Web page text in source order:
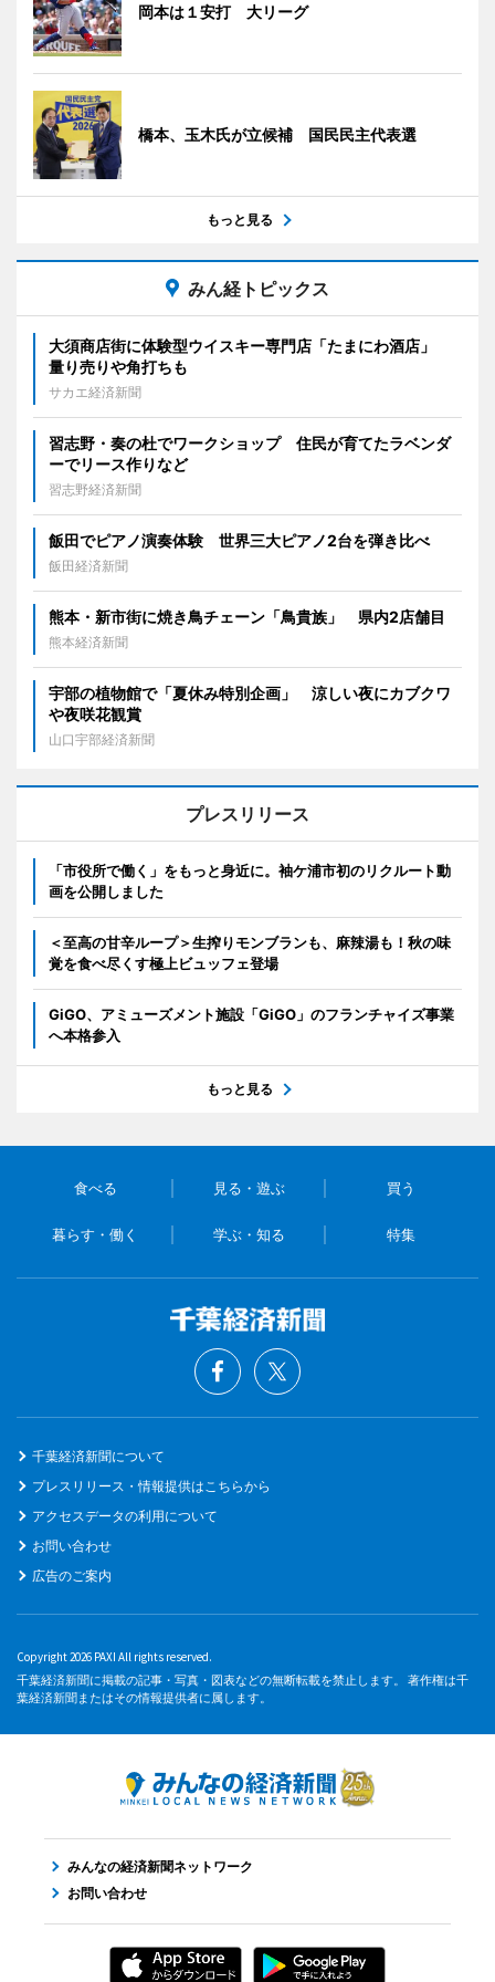
岡本は１安打 大リーグ
橋本、玉木氏が立候補 国民民主代表選
もっと見る
みん経トピックス
大須商店街に体験型ウイスキー専門店「たまにわ酒店」
量り売りや角打ちも
サカエ経済新聞
習志野・奏の杜でワークショップ 住民が育てたラベンダ
ーでリース作りなど
習志野経済新聞
飯田でピアノ演奏体験 世界三大ピアノ2台を弾き比べ
飯田経済新聞
熊本・新市街に焼き鳥チェーン「鳥貴族」 県内2店舗目
熊本経済新聞
宇部の植物館で「夏休み特別企画」 涼しい夜にカブクワ
や夜咲花観賞
山口宇部経済新聞
プレスリリース
「市役所で働く」をもっと身近に。袖ケ浦市初のリクルート動
画を公開しました
＜至高の甘辛ループ＞生搾りモンブランも、麻辣湯も！秋の味
覚を食べ尽くす極上ビュッフェ登場
GiGO、アミューズメント施設「GiGO」のフランチャイズ事業
へ本格参入
もっと見る
食べる 見る・遊ぶ 買う
暮らす・働く 学ぶ・知る 特集
千葉経済新聞について
プレスリリース・情報提供はこちらから
アクセスデータの利用について
お問い合わせ
広告のご案内
Copyright 2026 PAXI All rights reserved.
千葉経済新聞に掲載の記事・写真・図表などの無断転載を禁止します。 著作権は千
葉経済新聞またはその情報提供者に属します。
みんなの経済新聞ネットワーク
お問い合わせ